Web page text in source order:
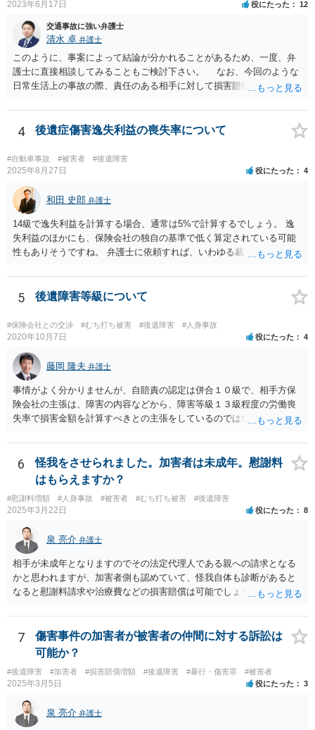
い合わせてみるとよいと思います。
2023年6月17日 役にたった 12
交通事故に強い弁護士
清水 卓 弁護士
このように、事案によって結論が分かれることがあるため、一度、弁
護士に直接相談してみることもご検討下さい。 なお、今回のような
日常生活上の事故の際、責任のある相手に対して損害賠償請求する際
す（ご自宅の火災保険や自動車の任意保険等を確認してみて下さい。
加入したつもりがなくても、確認してみたら付いていたということが
4 後遺症傷害逸失利益の喪失率について
#自動車事故 #被害者 #後遺障害
2025年8月27日 役にたった 4
和田 史郎 弁護士
14級で逸失利益を計算する場合、通常は5%で計算するでしょう。 逸
失利益のほかにも、保険会社の独自の基準で低く算定されている可能
性もありそうですね。 弁護士に依頼すれば、いわゆる裁判基準程度の
5 後遺障害等級について
#保険会社との交渉 #むち打ち被害 #後遺障害 #人身事故
2020年10月7日 役にたった 4
藤岡 隆夫 弁護士
事情がよく分かりませんが、自賠責の認定は併合１０級で、相手方保
険会社の主張は、障害の内容などから、障害等級１３級程度の労働喪
失率で損害金額を計算すべきとの主張をしているのではないでしょう
ので、弁護士を交代しても状況は変わらないでしょう。今の弁護士と
十分に打ち合わせをすることが重要だと思います。
6
怪我をさせられました。加害者は未成年。慰謝料
はもらえますか？
#慰謝料増額 #人身事故 #被害者 #むち打ち被害 #後遺障害
2025年3月22日 役にたった 8
泉 亮介 弁護士
相手が未成年となりますのでその法定代理人である親への請求となる
かと思われますが、加害者側も認めていて、怪我自体も診断があると
なると慰謝料請求や治療費などの損害賠償は可能でしょう。 整骨院へ
い場合が多いです。 また、保険会社から提案される金額は低めに出さ
れることも多いため、その交渉のために弁護士を入れるということも
考えられるかと思われます。
7
傷害事件の加害者が被害者の仲間に対する訴訟は
可能か？
#後遺障害 #加害者 #損害賠償増額 #後遺障害 #暴行・傷害罪 #被害者
2025年3月5日 役にたった 3
泉 亮介 弁護士